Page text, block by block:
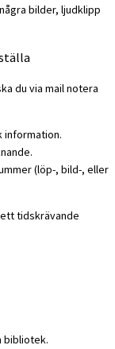
bilder, ljudklipp
du via mail notera
information.
(löp-, bild-, eller
tidskrävande
bibliotek.